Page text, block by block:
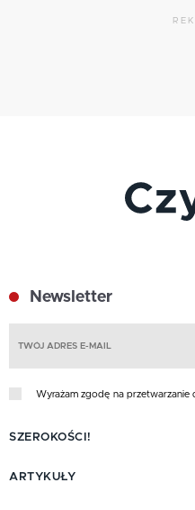
Newsletter
Wyrażam zgodę na przetwarzanie
SZEROKOŚCI!
ARTYKUŁY